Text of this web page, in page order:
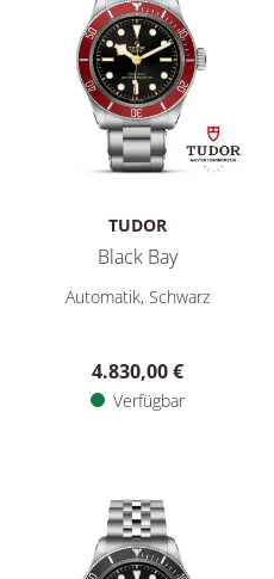
44, Ref:
TUDOR
Black Bay
TUDOR Black Bay, Ref:
Automatik, Schwarz
4.830,00 €
Verfügbar